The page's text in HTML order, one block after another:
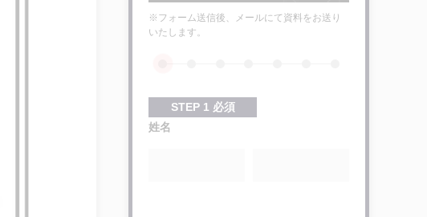
※フォーム送信後、メールにて資料をお送り
いたします。
STEP 1 必須
姓名